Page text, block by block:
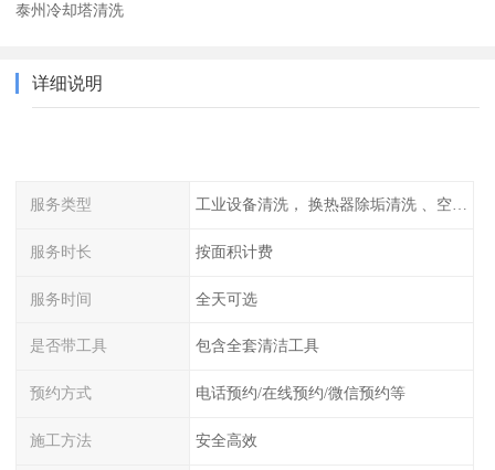
泰州冷却塔清洗
详细说明
服务类型 工业设备清洗， 换热器除垢清洗 、空调清洗等
服务时长 按面积计费
服务时间 全天可选
是否带工具 包含全套清洁工具
预约方式 电话预约/在线预约/微信预约等
施工方法 安全高效